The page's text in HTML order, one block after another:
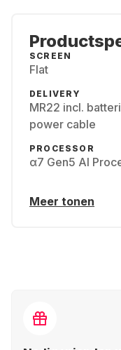
SCREEN
Flat
DELIVERY
MR22 incl.
power cable
PROCESSOR
α7 Gen5 AI
Meer tonen